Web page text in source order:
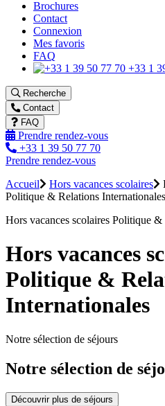
Brochures
Contact
Connexion
Mes favoris
FAQ
+33 1
Recherche
Contact
FAQ
Prendre rendez-vous
+33 1 39 50 77 70
Prendre rendez-vous
Accueil
Hors vacances scolaires
Politique & Relations Internationales
Hors vacances scolaires Politique
Hors vacances
Politique &
Internationales
Notre sélection de séjours
Notre sélection de
Découvrir plus de séjours